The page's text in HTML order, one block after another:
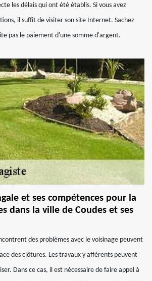
les délais qui ont été établis. Si vous avez
il suffit de visiter son site Internet. Sachez
pas le paiement d'une somme d'argent.
et ses compétences pour la
dans la ville de Coudes et ses
des problèmes avec le voisinage peuvent
des clôtures. Les travaux y afférents peuvent
Dans ce cas, il est nécessaire de faire appel à